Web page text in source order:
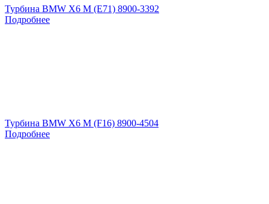
Турбина BMW X6 M (E71) 8900-3392
Подробнее
Турбина BMW X6 M (F16) 8900-4504
Подробнее